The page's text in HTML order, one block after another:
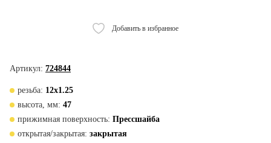
Добавить в избранное
Артикул: 724844
резьба: 12х1.25
высота, мм: 47
прижимная поверхность: Прессшайба
открытая/закрытая: закрытая